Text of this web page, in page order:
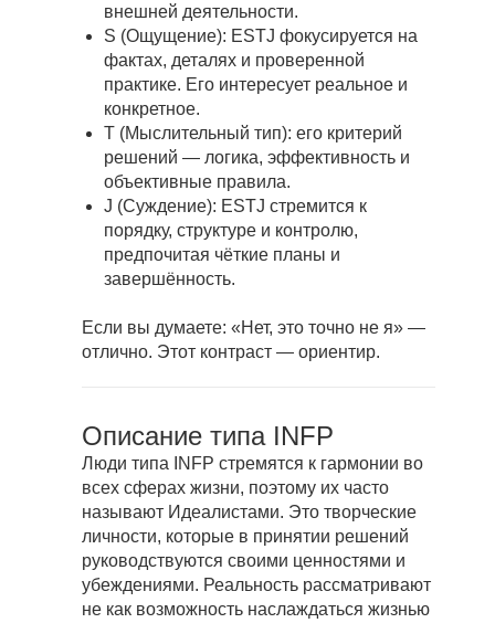
внешней деятельности.
S (Ощущение): ESTJ фокусируется на
фактах, деталях и проверенной
практике. Его интересует реальное и
конкретное.
T (Мыслительный тип): его критерий
решений — логика, эффективность и
объективные правила.
J (Суждение): ESTJ стремится к
порядку, структуре и контролю,
предпочитая чёткие планы и
завершённость.
Если вы думаете: «Нет, это точно не я» —
отлично. Этот контраст — ориентир.
Описание типа INFP
Люди типа INFP стремятся к гармонии во
всех сферах жизни, поэтому их часто
называют Идеалистами. Это творческие
личности, которые в принятии решений
руководствуются своими ценностями и
убеждениями. Реальность рассматривают
не как возможность наслаждаться жизнью